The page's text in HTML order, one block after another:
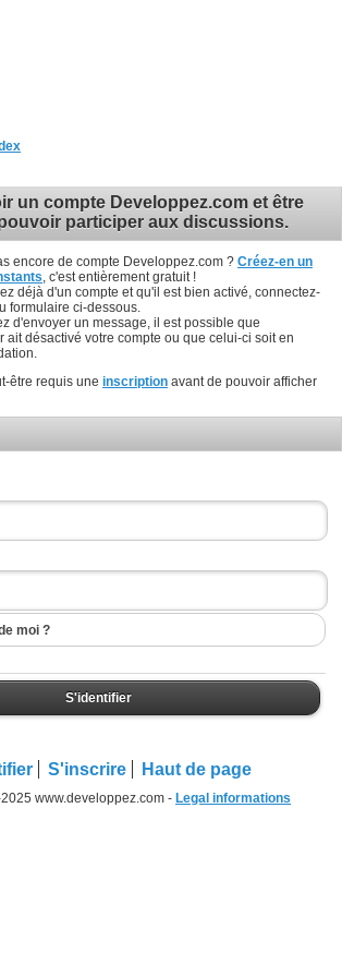
un compte Developpez.com et être
participer aux discussions.
encore de compte Developpez.com ? Créez-en un
, c'est entièrement gratuit !
déjà d'un compte et qu'il est bien activé, connectez-
formulaire ci-dessous.
d'envoyer un message, il est possible que
ait désactivé votre compte ou que celui-ci soit en
être requis une inscription avant de pouvoir afficher
moi ?
S'identifier
S'inscrire Haut de page
www.developpez.com - Legal informations